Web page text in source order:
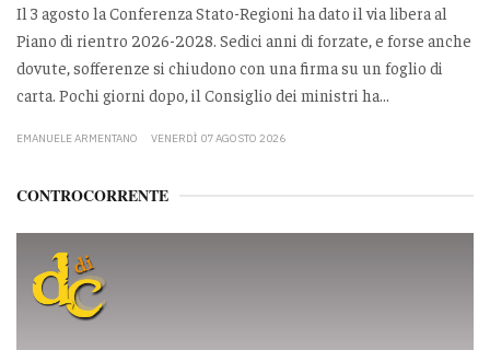
Il 3 agosto la Conferenza Stato-Regioni ha dato il via libera al
Piano di rientro 2026-2028. Sedici anni di forzate, e forse anche
dovute, sofferenze si chiudono con una firma su un foglio di
carta. Pochi giorni dopo, il Consiglio dei ministri ha...
EMANUELE ARMENTANO VENERDÌ 07 AGOSTO 2026
CONTROCORRENTE